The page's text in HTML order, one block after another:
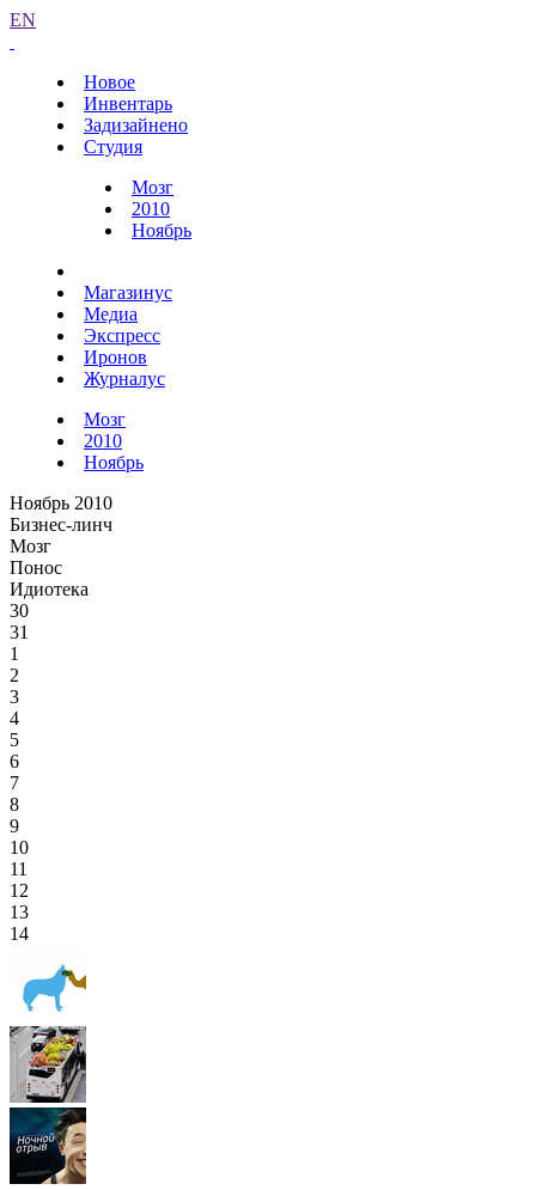
EN
Новое
Инвентарь
Задизайнено
Студия
Мозг
2010
Ноябрь
Магазинус
Медиа
Экспресс
Иронов
Журналус
Мозг
2010
Ноябрь
Ноябрь 2010
Бизнес-линч
Мозг
Понос
Идиотека
30
31
1
2
3
4
5
6
7
8
9
10
11
12
13
14